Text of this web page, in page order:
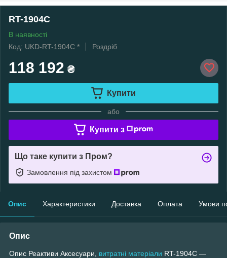
RT-1904C
В наявності
Код: UKD-RT-1904C *
Роздріб
118 192 ₴
Купити
або
Купити з
Що таке купити з Пром?
Замовлення під захистом
Опис Характеристики Доставка Оплата Умови
Опис
Опис Реактиви Аксесуари, витратні матеріали RT-1904C —